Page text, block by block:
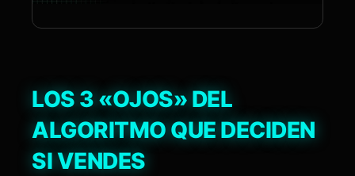
LOS 3 «OJOS» DEL
ALGORITMO QUE DECIDEN
SI VENDES